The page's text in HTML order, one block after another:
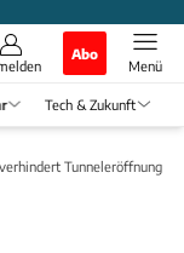
Abo
Menü
Tech & Zukunft
Tunneleröffnung